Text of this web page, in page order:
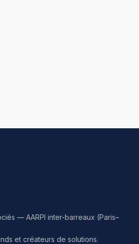
— AARPI inter-barreaux (Paris–
et créateurs de solutions.